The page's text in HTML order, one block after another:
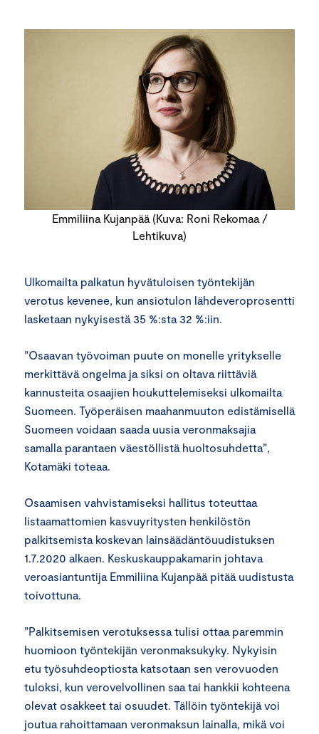
Emmiliina Kujanpää (Kuva: Roni Rekomaa /
Lehtikuva)
Ulkomailta palkatun hyvätuloisen työntekijän
verotus kevenee, kun ansiotulon lähdeveroprosentti
lasketaan nykyisestä 35 %:sta 32 %:iin.
”Osaavan työvoiman puute on monelle yritykselle
merkittävä ongelma ja siksi on oltava riittäviä
kannusteita osaajien houkuttelemiseksi ulkomailta
Suomeen. Työperäisen maahanmuuton edistämisellä
Suomeen voidaan saada uusia veronmaksajia
samalla parantaen väestöllistä huoltosuhdetta”,
Kotamäki toteaa.
Osaamisen vahvistamiseksi hallitus toteuttaa
listaamattomien kasvuyritysten henkilöstön
palkitsemista koskevan lainsäädäntöuudistuksen
1.7.2020 alkaen. Keskuskauppakamarin johtava
veroasiantuntija Emmiliina Kujanpää pitää uudistusta
toivottuna.
”Palkitsemisen verotuksessa tulisi ottaa paremmin
huomioon työntekijän veronmaksukyky. Nykyisin
etu työsuhdeoptiosta katsotaan sen verovuoden
tuloksi, kun verovelvollinen saa tai hankkii kohteena
olevat osakkeet tai osuudet. Tällöin työntekijä voi
joutua rahoittamaan veronmaksun lainalla, mikä voi